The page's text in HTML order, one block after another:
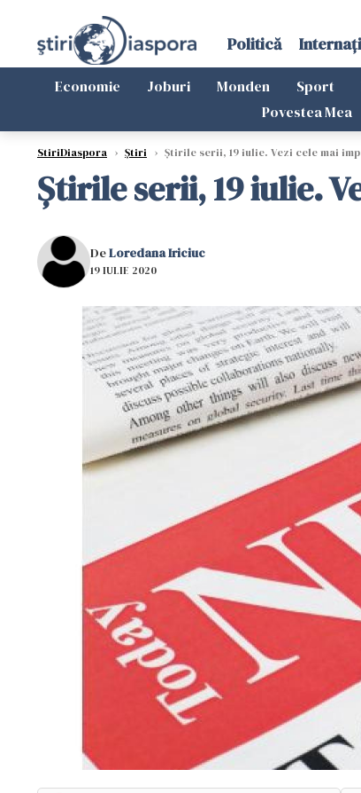
Politică
Economie Joburi Monden Sport
Povestea Mea
StiriDiaspora › Știri › Știrile serii, 19 iulie. Vezi cele mai
Știrile serii, 19 iulie.
DeLoredana Iriciuc
19 IULIE 2020